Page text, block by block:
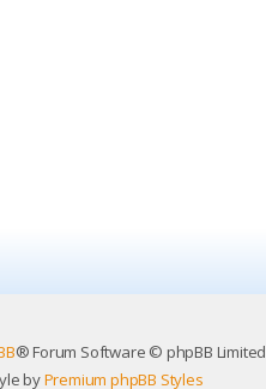
® Forum Software © phpBB Limited
byPremium phpBB Styles